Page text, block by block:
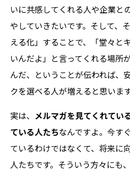
いに共感してくれる人や企業と
やしていきたいです。そして、
える化」することで、「堂々と
いんだよ」と言ってくれる場所
んだ、ということが伝われば、
クを選べる人が増えると思います
実は、 メルマガを見てくれてい
ている人たちなんですよ。今す
ているわけではなくて、将来に
人たちです。そういう方々にも